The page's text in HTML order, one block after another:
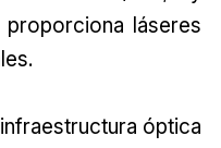
proporciona láseres
óptica